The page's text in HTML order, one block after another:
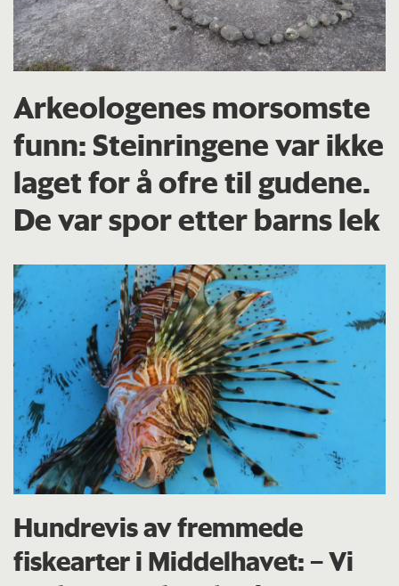
Arkeologenes morsomste
funn: Steinringene var ikke
laget for å ofre til gudene.
De var spor etter barns lek
Hundrevis av fremmede
fiskearter i Middelhavet: – Vi